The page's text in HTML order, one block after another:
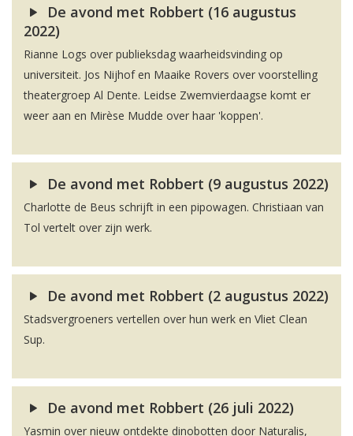
De avond met Robbert (16 augustus
2022)
Rianne Logs over publieksdag waarheidsvinding op
universiteit. Jos Nijhof en Maaike Rovers over voorstelling
theatergroep Al Dente. Leidse Zwemvierdaagse komt er
weer aan en Mirèse Mudde over haar 'koppen'.
De avond met Robbert (9 augustus 2022)
Charlotte de Beus schrijft in een pipowagen. Christiaan van
Tol vertelt over zijn werk.
De avond met Robbert (2 augustus 2022)
Stadsvergroeners vertellen over hun werk en Vliet Clean
Sup.
De avond met Robbert (26 juli 2022)
Yasmin over nieuw ontdekte dinobotten door Naturalis,